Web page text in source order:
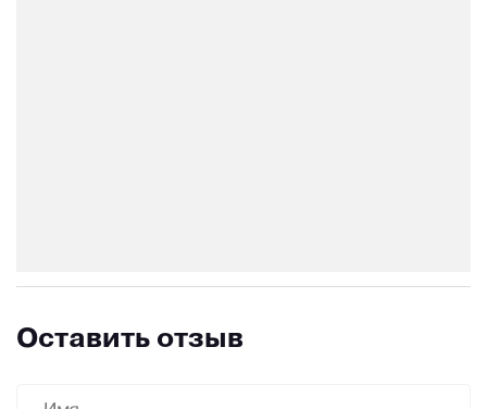
Оставить отзыв